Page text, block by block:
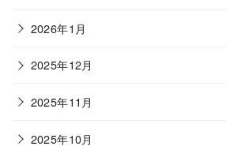
2026年1月
2025年12月
2025年11月
2025年10月